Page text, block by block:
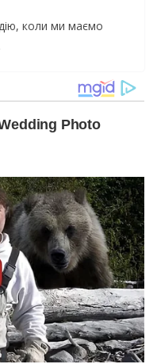
коли ми маємо